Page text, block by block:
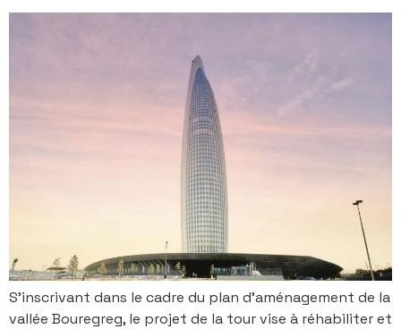
S’inscrivant dans le cadre du plan d’aménagement de la
vallée Bouregreg, le projet de la tour vise à réhabiliter et